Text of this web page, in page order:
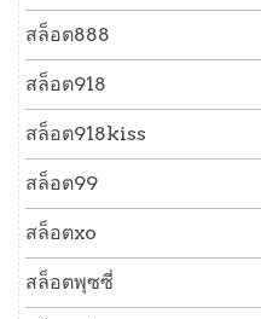
สล็อต888
สล็อต918
สล็อต918kiss
สล็อต99
สล็อตxo
สล็อตพุซซี่